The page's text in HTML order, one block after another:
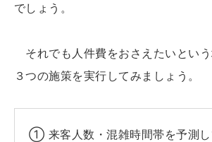
でしょう。
それでも人件費をおさえたいとい
３つの施策を実行してみましょう。
① 来客人数・混雑時間帯を予測し